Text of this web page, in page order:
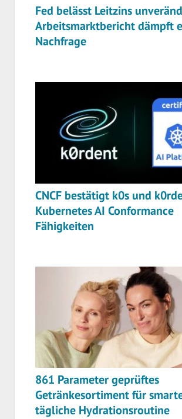
Fed belässt Leitzins
Arbeitsmarktbericht dämpft
Nachfrage
CNCF bestätigt k0s und
Kubernetes AI Conformance
Fähigkeiten
861 Parameter geprüftes
Getränkesortiment für
tägliche Hydrationsroutine